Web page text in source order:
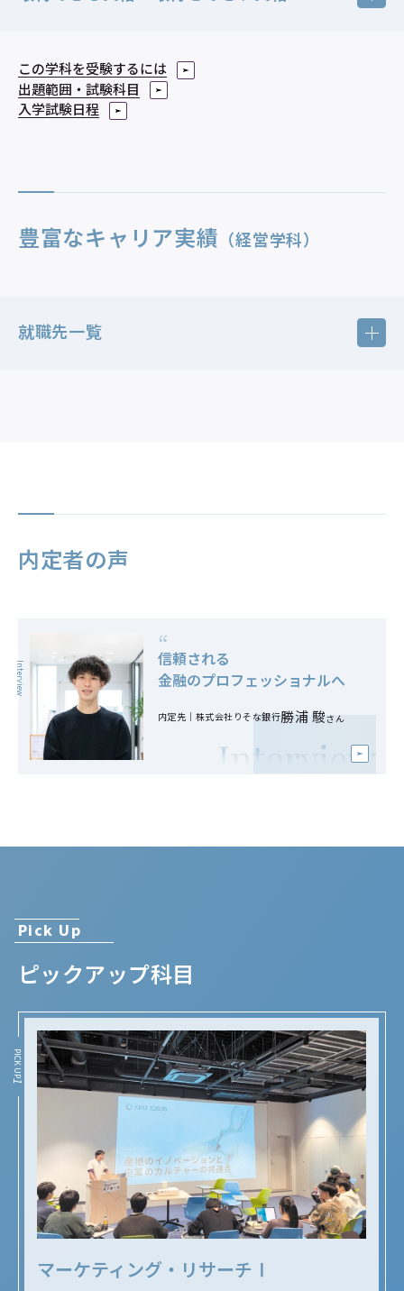
取得できる資格
図書館司書
社会教育主事
認定試験受験資格
学校図書館司書教諭
証券アナリスト
経営学検定
貿易実務検定
公認会計士
※ 一部の科目は随意科目（要卒単位外）として履修するこ
とになります。
この学科を受験するには
出題範囲・試験科目
入学試験日程
豊富なキャリア実績 （経営学科）
就職先一覧
主な就職先
京都橘大学大学院現代ビジネス研究科／滋賀大学大学
院経済学研究科 ほか
将来の進路イメージ
一般企業
公務員
スポーツ関連企業
中学校教員（社会）
IT関連企業
金融機関
内定者の声
Interview
“
信頼される
金融のプロフェッショナルへ
内定先｜株式会社りそな銀行勝浦 駿さん
Pick Up
ピックアップ科目
PICK UP
1
マーケティング・リサーチⅠ